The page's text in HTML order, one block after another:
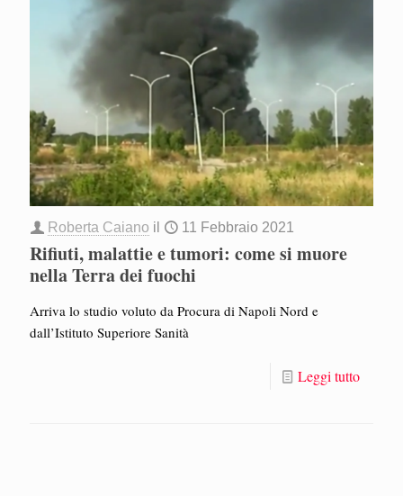
Roberta Caiano il 11 Febbraio 2021
Rifiuti, malattie e tumori: come si muore
nella Terra dei fuochi
Arriva lo studio voluto da Procura di Napoli Nord e
dall’Istituto Superiore Sanità
Leggi tutto